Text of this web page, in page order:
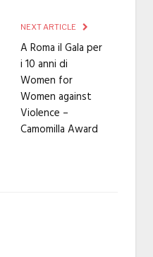
NEXT ARTICLE
A Roma il Gala per
i 10 anni di
Women for
Women against
Violence –
Camomilla Award